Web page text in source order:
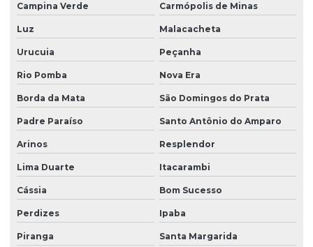
Campina Verde Carmópolis de Minas
Luz Malacacheta
Urucuia Peçanha
Rio Pomba Nova Era
Borda da Mata São Domingos do Prata
Padre Paraíso Santo Antônio do Amparo
Arinos Resplendor
Lima Duarte Itacarambi
Cássia Bom Sucesso
Perdizes Ipaba
Piranga Santa Margarida